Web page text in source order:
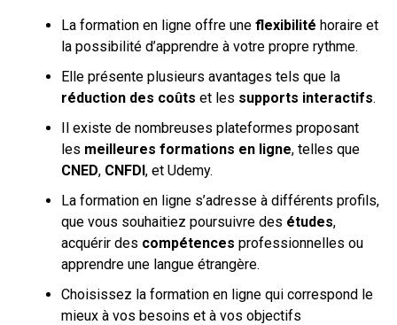
La formation en ligne offre une flexibilité horaire et
la possibilité d’apprendre à votre propre rythme.
Elle présente plusieurs avantages tels que la
réduction des coûts et les supports interactifs.
Il existe de nombreuses plateformes proposant
les meilleures formations en ligne, telles que
CNED, CNFDI, et Udemy.
La formation en ligne s’adresse à différents profils,
que vous souhaitiez poursuivre des études,
acquérir des compétences professionnelles ou
apprendre une langue étrangère.
Choisissez la formation en ligne qui correspond le
mieux à vos besoins et à vos objectifs